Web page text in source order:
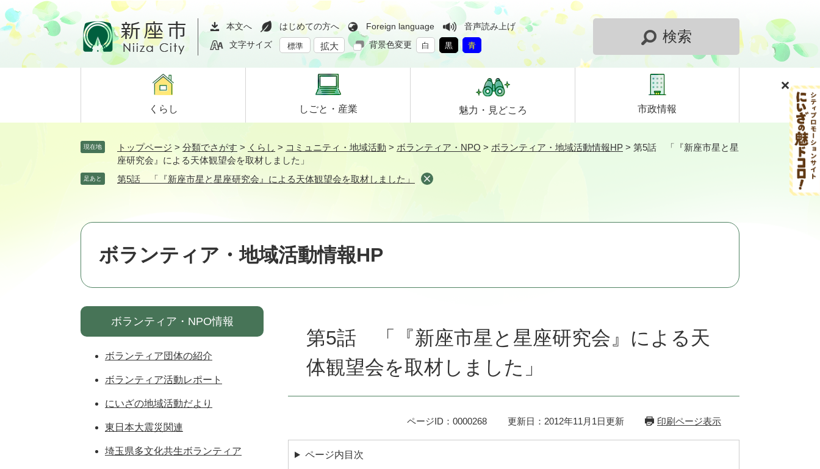
ペ
ー
ジ
メ
ニ
ュ
て
本文へ はじめての方へ Foreign language
音声読み上げ
文字サイズ
標準 拡大 背景色変更 白 黒 青
検索
くらし しごと・ 産業 魅力・ 見どころ 市政情報
現在地 トップページ > 分類でさがす > くらし > コミュニティ・地域活動 > ボランティア・NPO > ボランティア・地域活動情報HP > 第5話 「『新座市星と星
座研究会』による天体観望会を取材しました」
足あと 第5話 「『新座市星と星座研究会』による天体観望会を取材しました」
ボランティア・地域活動情報HP
第5話 「『新座市星と星座研究会』による天
体観望会を取材しました」
ページID：0000268 更新日：2012年11月1日更新 印刷ページ表示
ページ内目次
ボランティア・NPO情報
ボランティア団体の紹介
ボランティア活動レポート
にいざの地域活動だより
東日本大震災関連
埼玉県多文化共生ボランティア